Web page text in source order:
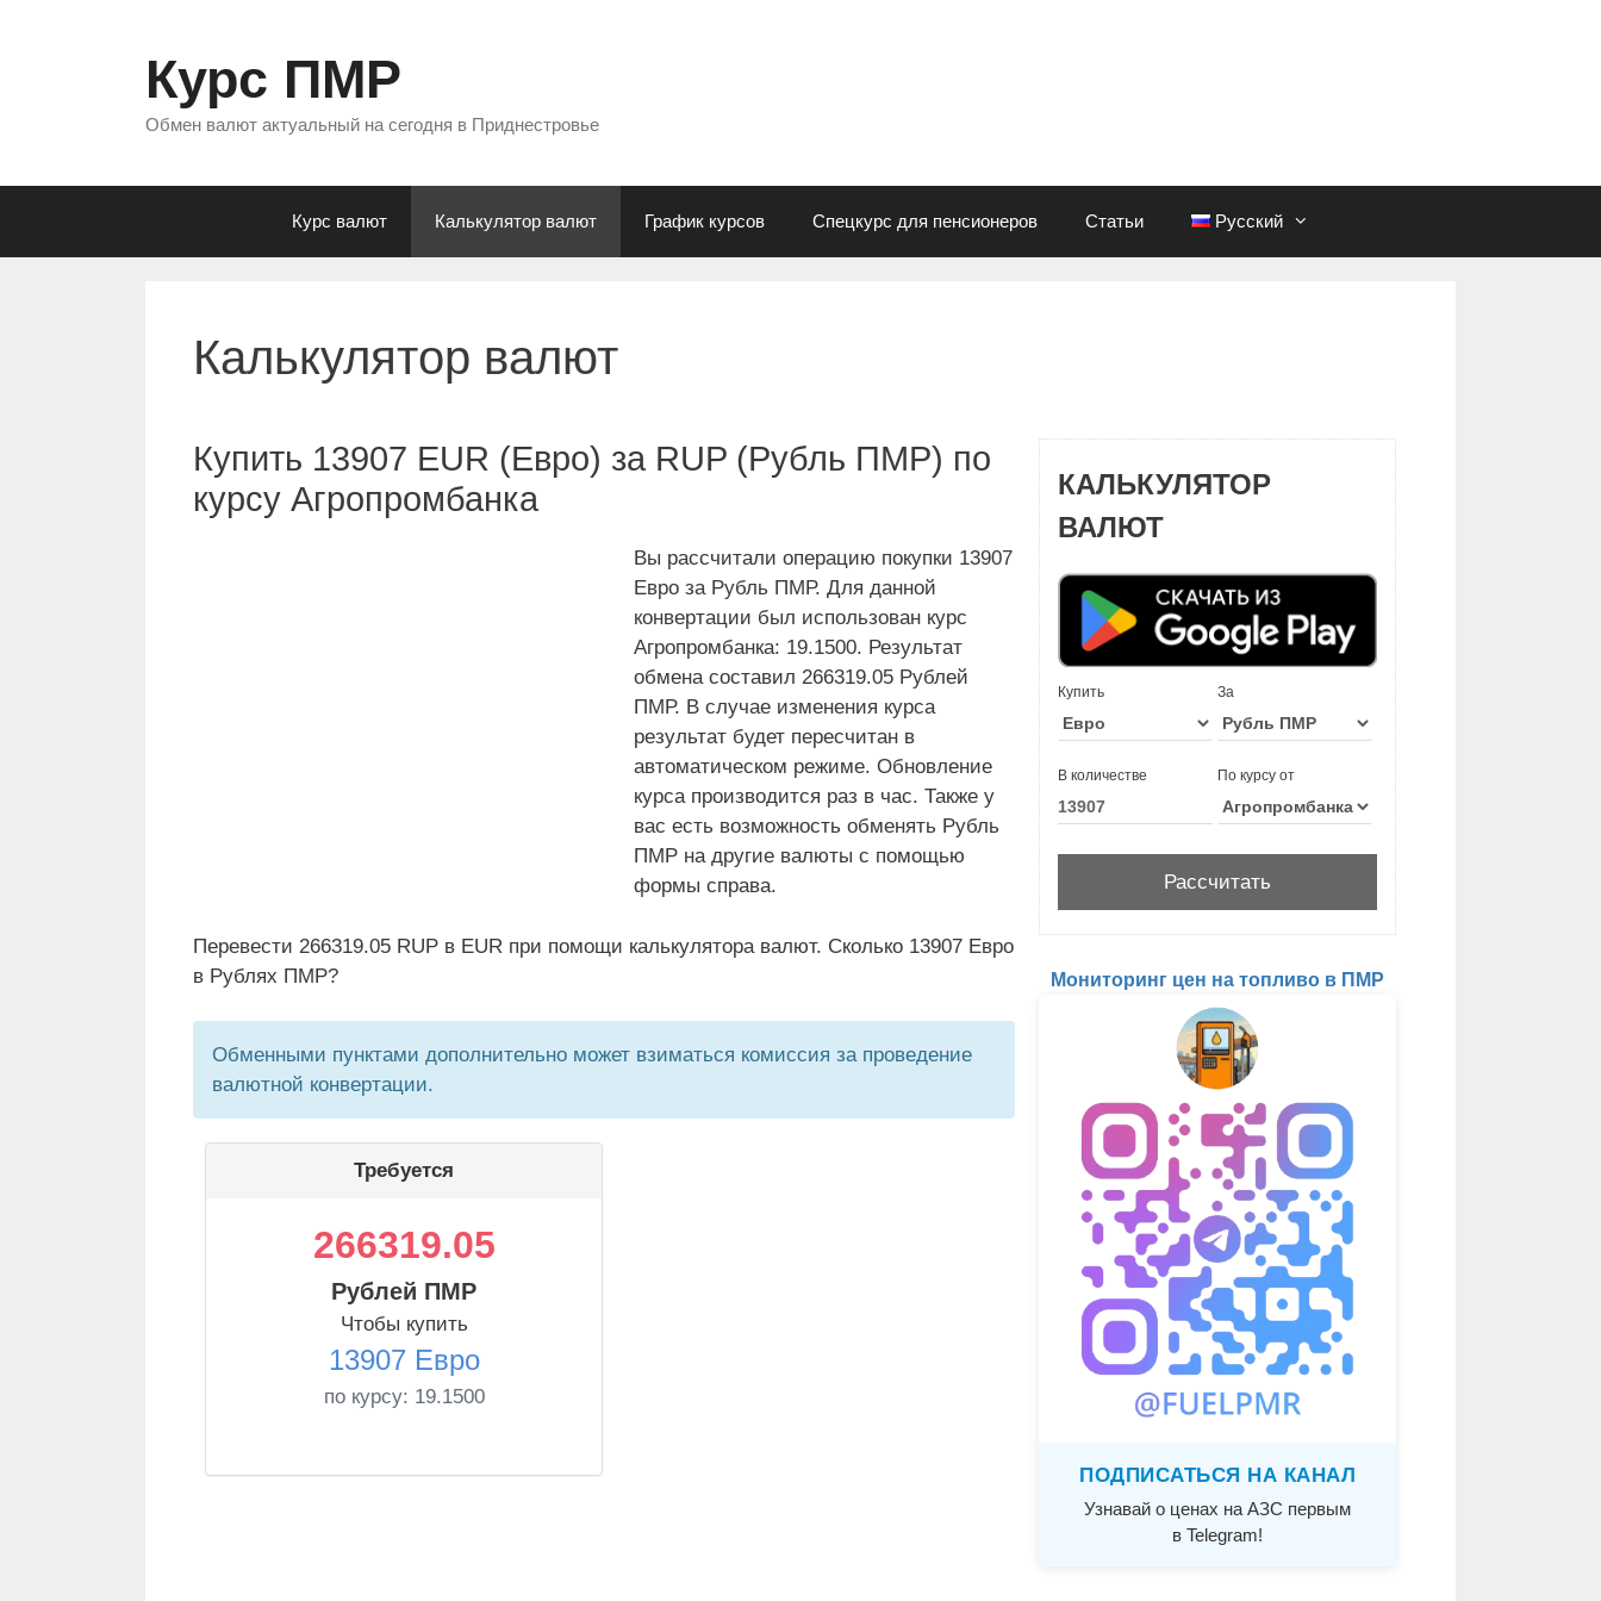
Курс ПМР
Обмен валют актуальный на сегодня в Приднестровье
Курс валют Калькулятор валют График курсов Спецкурс для пенсионеров Статьи Русский
Калькулятор валют
Купить 13907 EUR (Евро) за RUP (Рубль ПМР) по
курсу Агропромбанка
Вы рассчитали операцию покупки 13907
Евро за Рубль ПМР. Для данной
конвертации был использован курс
Агропромбанка: 19.1500. Результат
обмена составил 266319.05 Рублей
ПМР. В случае изменения курса
результат будет пересчитан в
автоматическом режиме. Обновление
курса производится раз в час. Также у
вас есть возможность обменять Рубль
ПМР на другие валюты с помощью
формы справа.
Перевести 266319.05 RUP в EUR при помощи калькулятора валют. Сколько 13907 Евро
в Рублях ПМР?
Обменными пунктами дополнительно может взиматься комиссия за проведение
валютной конвертации.
Требуется
266319.05
Рублей ПМР
Чтобы купить
13907 Евро
по курсу: 19.1500
КАЛЬКУЛЯТОР
ВАЛЮТ
Купить За
В количестве По курсу от
Мониторинг цен на топливо в ПМР
ПОДПИСАТЬСЯ НА КАНАЛ
Узнавай о ценах на АЗС первым
в Telegram!